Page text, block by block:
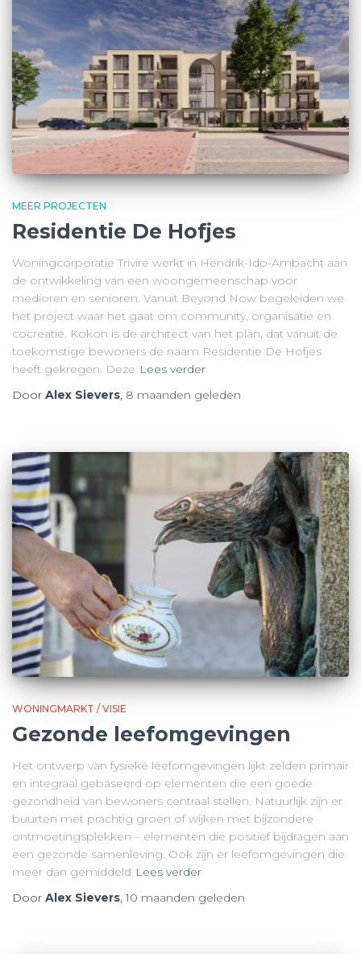
MEER PROJECTEN
Residentie De Hofjes
Woningcorporatie Trivire werkt in Hendrik-Ido-Ambacht aan
de ontwikkeling van een woongemeenschap voor
medioren en senioren. Vanuit Beyond Now begeleiden we
het project waar het gaat om community, organisatie en
cocreatie. Kokon is de architect van het plan, dat vanuit de
toekomstige bewoners de naam Residentie De Hofjes
heeft gekregen. Deze Lees verder
Door Alex Sievers, 8 maanden geleden
WONINGMARKT / VISIE
Gezonde leefomgevingen
Het ontwerp van fysieke leefomgevingen lijkt zelden primair
en integraal gebaseerd op elementen die een goede
gezondheid van bewoners centraal stellen. Natuurlijk zijn er
buurten met prachtig groen of wijken met bijzondere
ontmoetingsplekken – elementen die positief bijdragen aan
een gezonde samenleving. Ook zijn er leefomgevingen die
meer dan gemiddeld Lees verder
Door Alex Sievers,10 maanden geleden